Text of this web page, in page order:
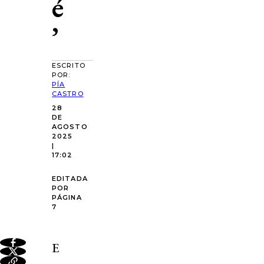
’
ESCRITO
POR:
PÍA
CASTRO
28
DE
AGOSTO
2025
|
17:02
EDITADA
POR
PÁGINA
7
E